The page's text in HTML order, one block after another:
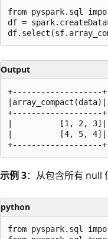
from pyspark.sql
df =
Output
+-------------------+
|array_compact(data)|
+-------------------+
|          [1, 2, 3]|
|          [4, 5, 4]|
示例 3：从包含所有 null
python
from pyspark.sql